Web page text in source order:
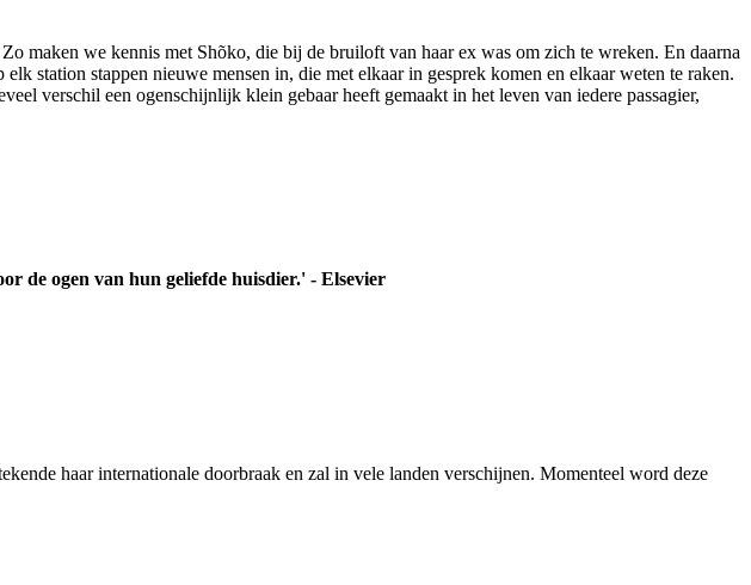
maken we kennis met Shõko, die bij de bruiloft van haar ex was om zich te wreken. En daarna
station stappen nieuwe mensen in, die met elkaar in gesprek komen en elkaar weten te raken.
verschil een ogenschijnlijk klein gebaar heeft gemaakt in het leven van iedere passagier,
de ogen van hun geliefde huisdier.' - Elsevier
haar internationale doorbraak en zal in vele landen verschijnen. Momenteel word deze